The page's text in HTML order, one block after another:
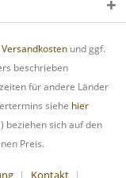
Versandkosten und ggf.
beschrieben
für andere Länder
siehe hier
) beziehen sich auf den
Preis.
Kontakt